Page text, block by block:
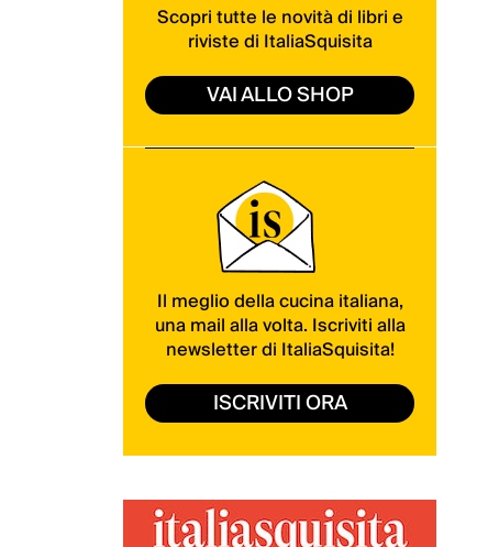
Scopri tutte le novità di libri e
riviste di ItaliaSquisita
VAI ALLO SHOP
Il meglio della cucina italiana,
una mail alla volta. Iscriviti alla
newsletter di ItaliaSquisita!
ISCRIVITI ORA